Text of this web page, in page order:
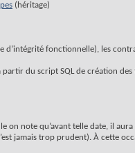
(héritage)
d’intégrité fonctionnelle), les
du script SQL de création des
on note qu’avant telle date, il
jamais trop prudent). À cette